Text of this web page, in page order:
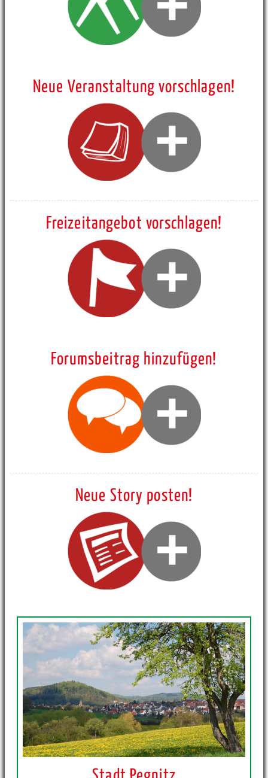
Neue Veranstaltung vorschlagen!
Freizeitangebot vorschlagen!
Forumsbeitrag hinzufügen!
Neue Story posten!